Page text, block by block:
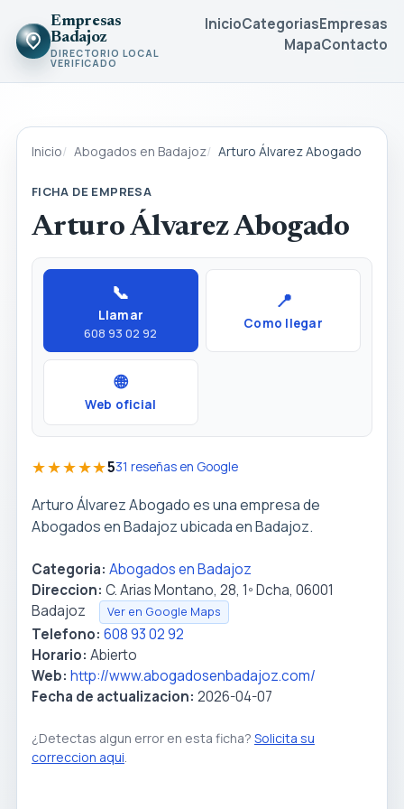
Empresas
Badajoz
DIRECTORIO LOCAL
VERIFICADO
InicioCategoriasEmpresas
MapaContacto
Inicio Abogados en Badajoz Arturo Álvarez Abogado
FICHA DE EMPRESA
Arturo Álvarez Abogado
📞
Llamar
608 93 02 92
📍
Como llegar
🌐
Web oficial
★★★★★531 reseñas en Google
Arturo Álvarez Abogado es una empresa de
Abogados en Badajoz ubicada en Badajoz.
Categoria: Abogados en Badajoz
Direccion: C. Arias Montano, 28, 1º Dcha, 06001
Badajoz
Ver en Google Maps
Telefono: 608 93 02 92
Horario: Abierto
Web: http://www.abogadosenbadajoz.com/
Fecha de actualizacion: 2026-04-07
¿Detectas algun error en esta ficha? Solicita su
correccion aqui